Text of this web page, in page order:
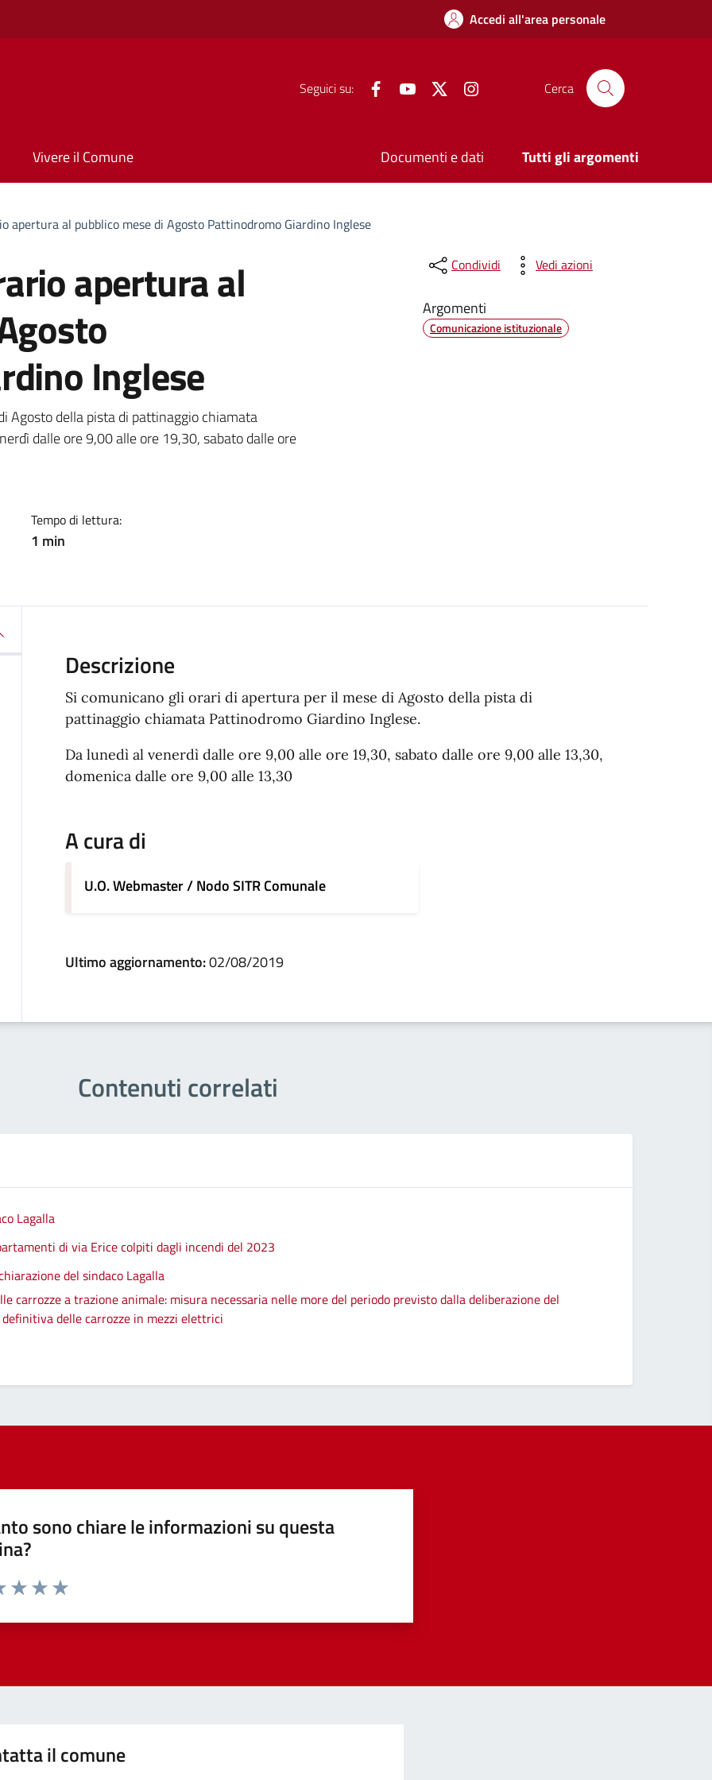
Accedi all'area personale
Seguici su: FacebookYouTube Twitter Cerca
Vivere il Comune Documenti e dati Tutti gli argomenti
apertura al pubblico mese di Agosto Pattinodromo Giardino Inglese
apertura al
Inglese
Agosto della pista di pattinaggio chiamata
dalle ore 9,00 alle ore 19,30, sabato dalle ore
Tempo di lettura:
1 min
Condividi Vedi azioni
Argomenti
Comunicazione istituzionale
Descrizione
Si comunicano gli orari di apertura per il mese di Agosto della pista di
pattinaggio chiamata Pattinodromo Giardino Inglese.
Da lunedì al venerdì dalle ore 9,00 alle ore 19,30, sabato dalle ore 9,00 alle 13,30,
domenica dalle ore 9,00 alle 13,30
A cura di
U.O. Webmaster / Nodo SITR Comunale
Ultimo aggiornamento:02/08/2019
Contenuti correlati
Lagalla
di via Erice colpiti dagli incendi del 2023
del sindaco Lagalla
carrozze a trazione animale: misura necessaria nelle more del periodo previsto dalla deliberazione del
delle carrozze in mezzi elettrici
sono chiare le informazioni su questa
il comune